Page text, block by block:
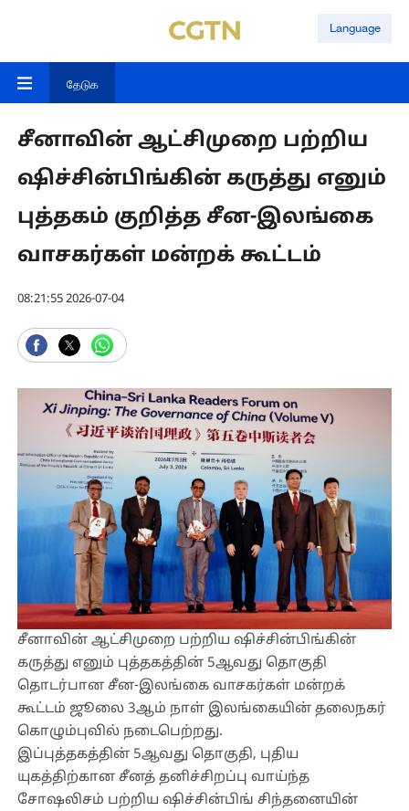
Language
தேடுக
சீனாவின் ஆட்சிமுறை பற்றிய
ஷிச்சின்பிங்கின் கருத்து எனும்
புத்தகம் குறித்த சீன-இலங்கை
வாசகர்கள் மன்றக் கூட்டம்
08:21:55 2026-07-04
சீனாவின் ஆட்சிமுறை பற்றிய ஷிச்சின்பிங்கின்
கருத்து எனும் புத்தகத்தின் 5ஆவது தொகுதி
தொடர்பான சீன-இலங்கை வாசகர்கள் மன்றக்
கூட்டம் ஜூலை 3ஆம் நாள் இலங்கையின் தலைநகர்
கொழும்புவில் நடைபெற்றது.
இப்புத்தகத்தின் 5ஆவது தொகுதி, புதிய
யுகத்திற்கான சீனத் தனிச்சிறப்பு வாய்ந்த
சோஷலிசம் பற்றிய ஷிச்சின்பிங் சிந்தனையின்